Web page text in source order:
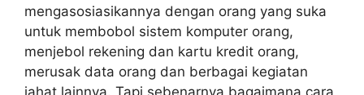
mengasosiasikannya dengan orang yang suka
untuk membobol sistem komputer orang,
menjebol rekening dan kartu kredit orang,
merusak data orang dan berbagai kegiatan
jahat lainnya. Tapi sebenarnya bagaimana cara